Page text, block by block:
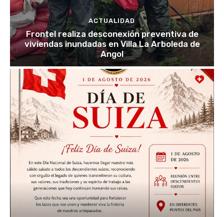
ACTUALIDAD
Frontel realiza desconexión preventiva de
viviendas inundadas en Villa La Arboleda de
Angol